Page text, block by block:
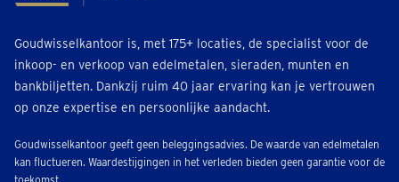
Goudwisselkantoor is, met 175+ locaties, de specialist voor de
inkoop- en verkoop van edelmetalen, sieraden, munten en
bankbiljetten. Dankzij ruim 40 jaar ervaring kan je vertrouwen
op onze expertise en persoonlijke aandacht.
Goudwisselkantoor geeft geen beleggingsadvies. De waarde van edelmetalen
kan fluctueren. Waardestijgingen in het verleden bieden geen garantie voor de